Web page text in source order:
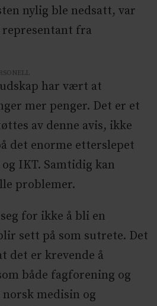
nylig ble nedsatt, var
representant fra
har vært at
mer penger. Det er et
av denne avis, ikke
det enorme etterslepet
IKT. Samtidig kan
problemer.
for ikke å bli en
sett på som sutrete. Det
det er krevende å
både fagforening og
medisin og